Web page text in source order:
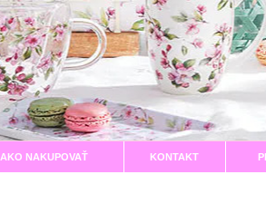
AKO NAKUPOVAŤ KONTAKT